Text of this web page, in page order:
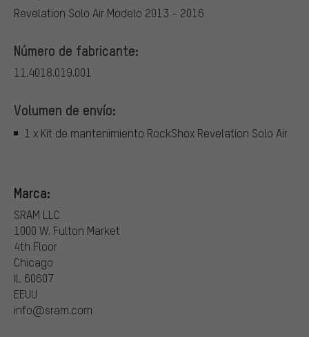
Revelation Solo Air Modelo 2013 - 2016
Número de fabricante:
11.4018.019.001
Volumen de envío:
1 x Kit de mantenimiento RockShox Revelation Solo Air
Marca:
SRAM LLC
1000 W. Fulton Market
4th Floor
Chicago
IL 60607
EEUU
info@sram.com